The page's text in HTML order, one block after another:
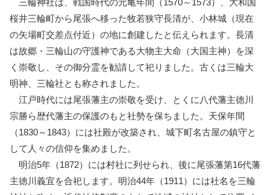
桜井三輪町から尾張へ移った牧若狭守長清が、小林城（現在
の矢場町交差点付近）の地に創建したと伝えられます。長清
は故郷・三輪山の守護神である大物主大命（大国主神）を深
く崇敬し、その御分霊を勧請して祀りました。古くは三輪大
明神、三輪社とも称されました。
江戸時代には尾張藩主の崇敬を受け、とくに八代藩主徳川
宗勝ら歴代藩主の保護のもと社勢を保ちました。天保年間
（1830～1843）には社殿が改築され、城下町名古屋の鎮守と
して人々の信仰を集めました。
明治5年（1872）には村社に列せられ、後に尾張藩第16代藩
主徳川義宜を合祀します。明治44年（1911）には社名を三輪